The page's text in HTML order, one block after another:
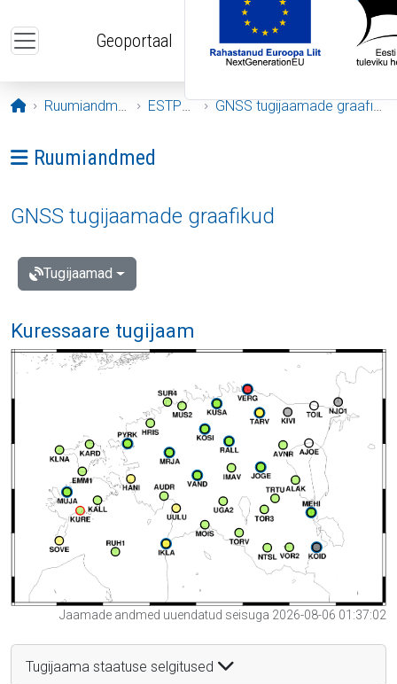
Geoportaal
Avaleht
Ruumiandmed ESTPOS GNSS tugijaamade graafikud
Ava menüü: Ruumiandmed
Ruumiandmed
GNSS tugijaamade graafikud
Tugijaamad
Kuressaare tugijaam
Jaamade andmed uuendatud seisuga 2026-08-06 01:37:02
Tugijaama staatuse selgitused